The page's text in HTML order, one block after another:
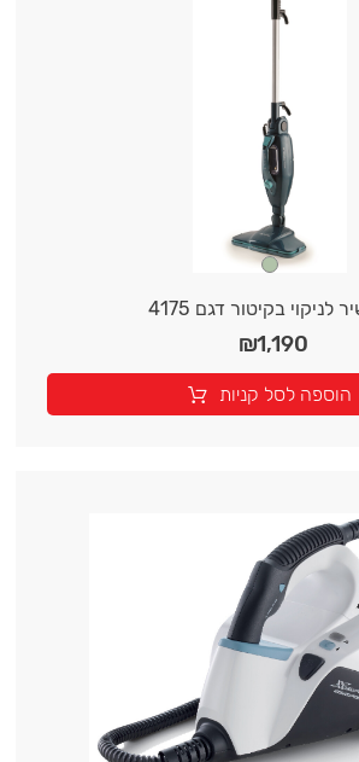
לניקוי בקיטור דגם 4175
₪1,190
הוספה לסל קניות